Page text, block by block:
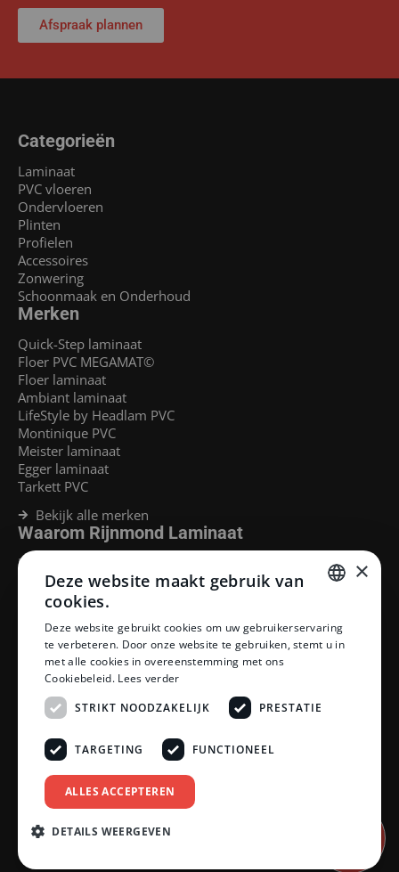
Afspraak plannen
Categorieën
Laminaat
PVC vloeren
Ondervloeren
Plinten
Profielen
Accessoires
Zonwering
Schoonmaak en Onderhoud
Merken
Quick-Step laminaat
Floer PVC MEGAMAT©
Floer laminaat
Ambiant laminaat
LifeStyle by Headlam PVC
Montinique PVC
Meister laminaat
Egger laminaat
Tarkett PVC
Bekijk alle merken
Waarom Rijnmond Laminaat
Legservice
Laminaat Capelle aan den Ijssel
Laminaat voor vloerverwarming
Klantenservice
Betaalmethoden
Openingstijden showroom
Afhalen en bezorgen
Retourprocedure
Veelgestelde vragen
Legservice
Neem contact op
Reviewpolicy
Privacy policy
Algemene voorwaarden
DUTCH
×
Deze website maakt gebruik van
cookies.
Deze website gebruikt cookies om uw gebruikerservaring
te verbeteren. Door onze website te gebruiken, stemt u in
met alle cookies in overeenstemming met ons
Cookiebeleid. Lees verder
STRIKT NOODZAKELIJK
PRESTATIE
TARGETING FUNCTIONEEL
ALLES ACCEPTEREN
DETAILS WEERGEVEN